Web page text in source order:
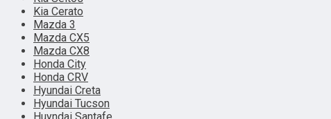
Kia Cerato
Mazda 3
Mazda CX5
Mazda CX8
Honda City
Honda CRV
Hyundai Creta
Hyundai Tucson